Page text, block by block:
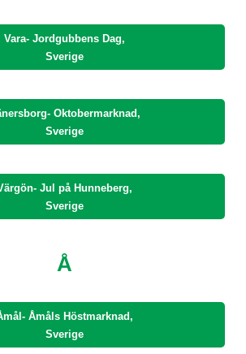
Vara- Jordgubbens Dag,
Sverige
Oktobermarknad,
Sverige
Jul på Hunneberg,
Sverige
Å
Åmåls Höstmarknad,
Sverige